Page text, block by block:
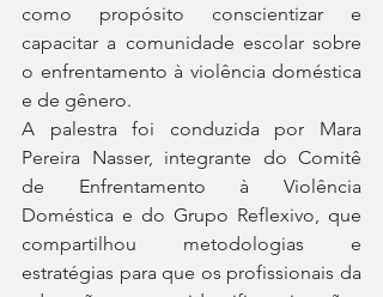
como propósito conscientizar e
capacitar a comunidade escolar sobre
o enfrentamento à violência doméstica
e de gênero.
A palestra foi conduzida por Mara
Pereira Nasser, integrante do Comitê
de Enfrentamento à Violência
Doméstica e do Grupo Reflexivo, que
compartilhou metodologias e
estratégias para que os profissionais da